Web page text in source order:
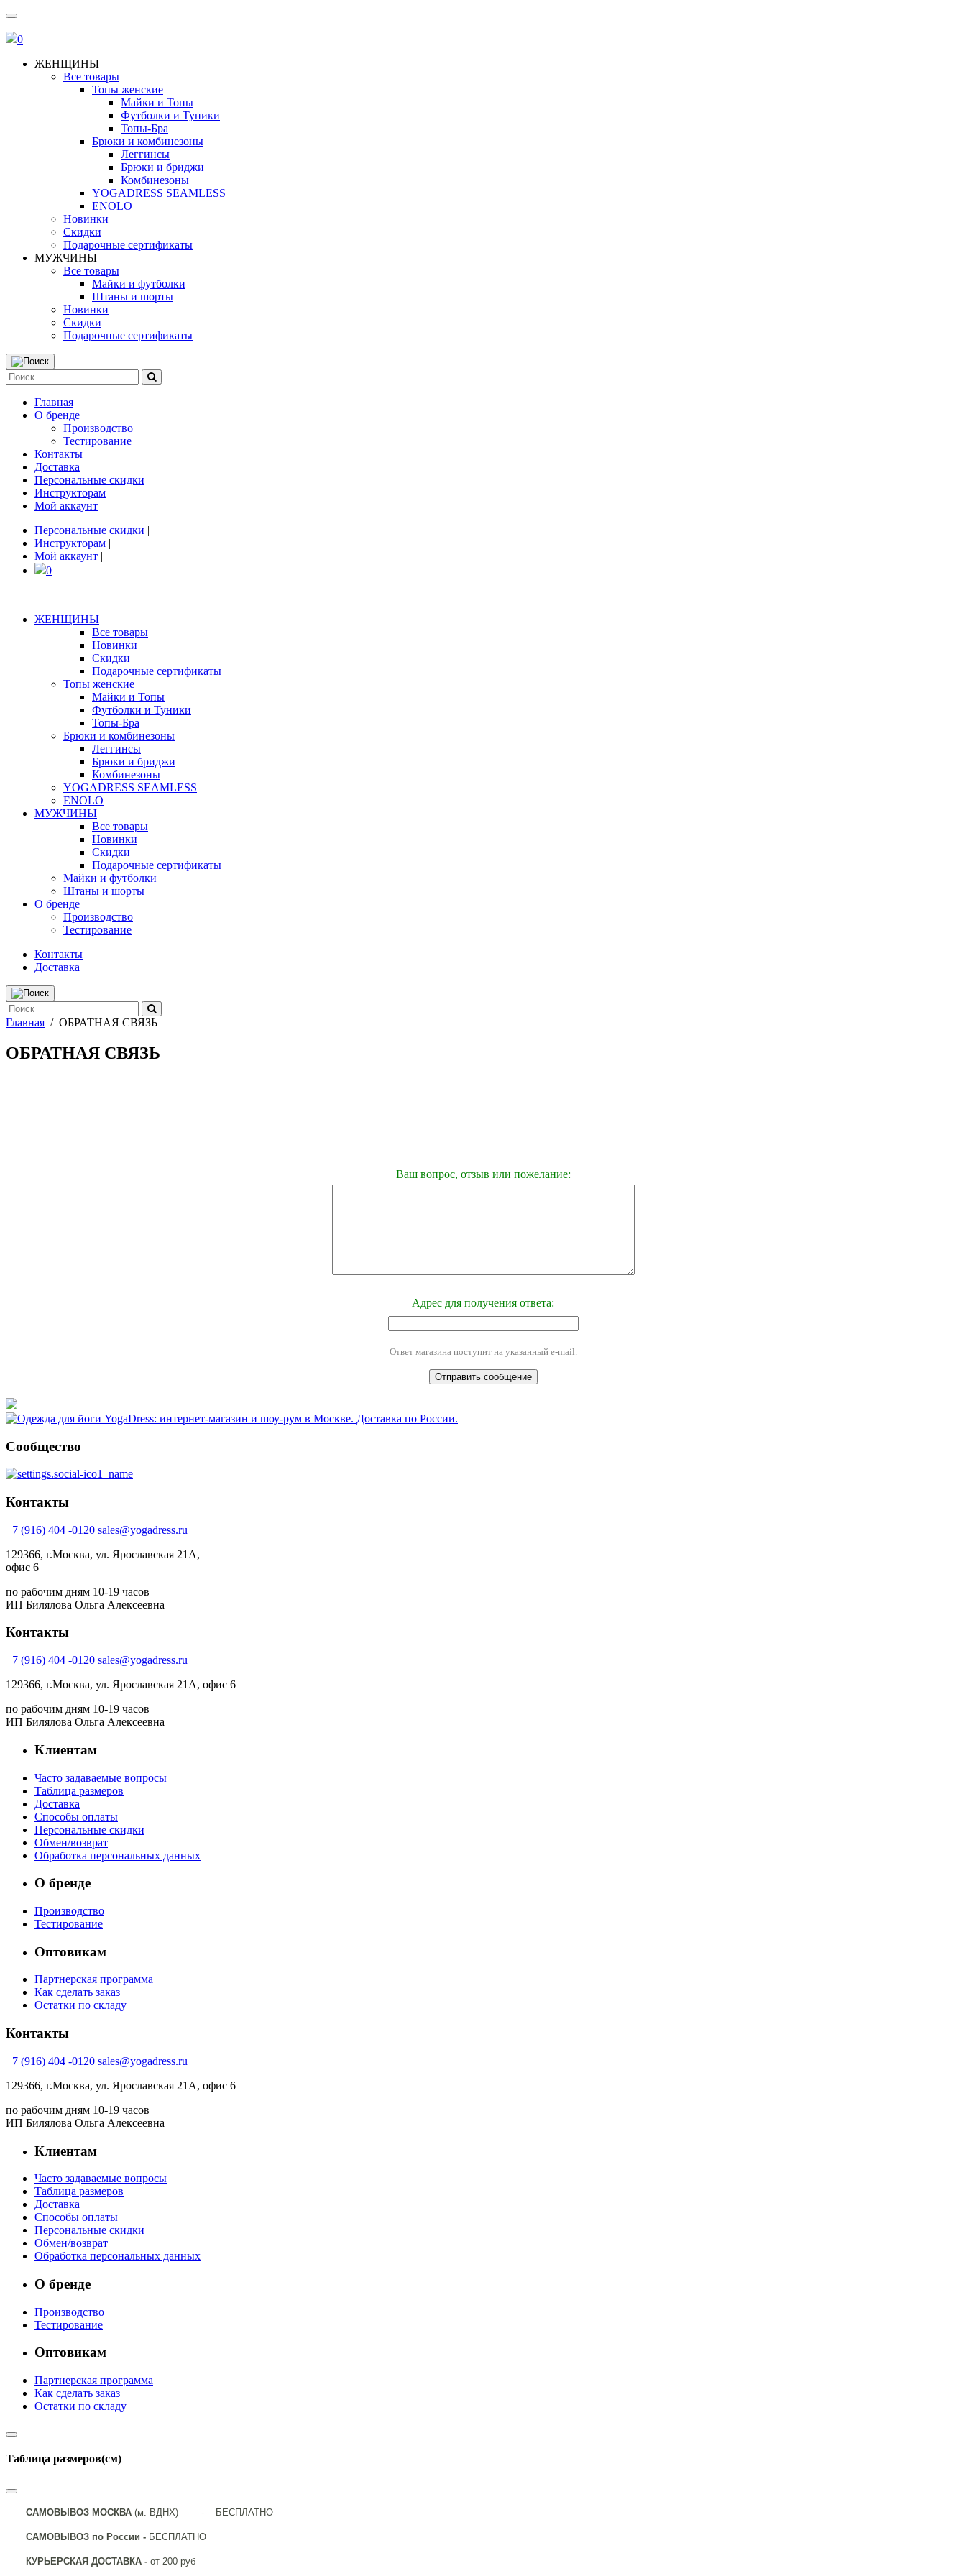
0
ЖЕНЩИНЫ
Все товары
Топы женские
Майки и Топы
Футболки и Туники
Топы-Бра
Брюки и комбинезоны
Леггинсы
Брюки и бриджи
Комбинезоны
YOGADRESS SEAMLESS
ENOLO
Новинки
Скидки
Подарочные сертификаты
МУЖЧИНЫ
Все товары
Майки и футболки
Штаны и шорты
Новинки
Скидки
Подарочные сертификаты
Главная
О бренде
Производство
Тестирование
Контакты
Доставка
Персональные скидки
Инструкторам
Мой аккаунт
Персональные скидки |
Инструкторам |
Мой аккаунт |
0
ЖЕНЩИНЫ
Все товары
Новинки
Скидки
Подарочные сертификаты
Топы женские
Майки и Топы
Футболки и Туники
Топы-Бра
Брюки и комбинезоны
Леггинсы
Брюки и бриджи
Комбинезоны
YOGADRESS SEAMLESS
ENOLO
МУЖЧИНЫ
Все товары
Новинки
Скидки
Подарочные сертификаты
Майки и футболки
Штаны и шорты
О бренде
Производство
Тестирование
Контакты
Доставка
Главная / ОБРАТНАЯ СВЯЗЬ
ОБРАТНАЯ СВЯЗЬ
Ваш вопрос, отзыв или пожелание:
Адрес для получения ответа:
Ответ магазина поступит на указанный e-mail.
Сообщество
Контакты
+7 (916) 404 -0120 sales@yogadress.ru
129366, г.Москва, ул. Ярославская 21А,
офис 6
по рабочим дням 10-19 часов
ИП Билялова Ольга Алексеевна
Контакты
+7 (916) 404 -0120 sales@yogadress.ru
129366, г.Москва, ул. Ярославская 21А, офис 6
по рабочим дням 10-19 часов
ИП Билялова Ольга Алексеевна
Клиентам
Часто задаваемые вопросы
Таблица размеров
Доставка
Способы оплаты
Персональные скидки
Обмен/возврат
Обработка персональных данных
О бренде
Производство
Тестирование
Оптовикам
Партнерская программа
Как сделать заказ
Остатки по складу
Контакты
+7 (916) 404 -0120 sales@yogadress.ru
129366, г.Москва, ул. Ярославская 21А, офис 6
по рабочим дням 10-19 часов
ИП Билялова Ольга Алексеевна
Клиентам
Часто задаваемые вопросы
Таблица размеров
Доставка
Способы оплаты
Персональные скидки
Обмен/возврат
Обработка персональных данных
О бренде
Производство
Тестирование
Оптовикам
Партнерская программа
Как сделать заказ
Остатки по складу
Таблица размеров(см)
САМОВЫВОЗ МОСКВА (м. ВДНХ) - БЕСПЛАТНО
САМОВЫВОЗ по России - БЕСПЛАТНО
КУРЬЕРСКАЯ ДОСТАВКА - от 200 руб